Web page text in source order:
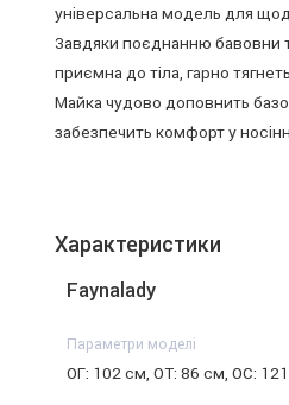
універсальна модель для
Завдяки поєднанню бавовни
приємна до тіла, гарно
Майка чудово доповнить
забезпечить комфорт у
Характеристики
Faynalady
Параметри моделі
ОГ: 102 см, ОТ: 86 см, ОС: